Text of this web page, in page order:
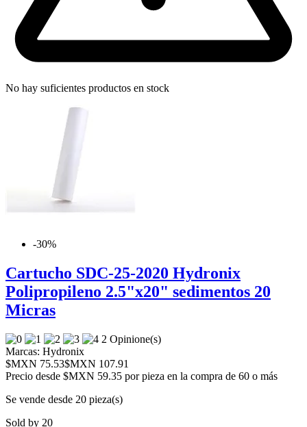
No hay suficientes productos en stock
-30%
Cartucho SDC-25-2020 Hydronix
Polipropileno 2.5"x20" sedimentos 20
Micras
2 Opinione(s)
Marcas: Hydronix
$MXN 75.53$MXN 107.91
Precio desde $MXN 59.35 por pieza en la compra de 60 o más
Se vende desde 20 pieza(s)
Sold by 20